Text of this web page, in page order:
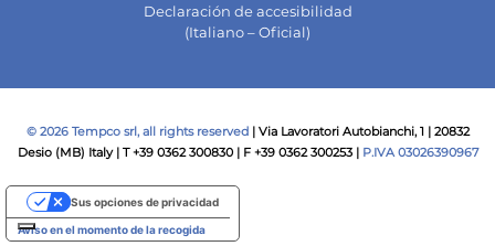
Declaración de accesibilidad
(Italiano – Oficial)
© 2026 Tempco srl, all rights reserved| Via Lavoratori Autobianchi, 1 | 20832
Desio (MB) Italy | T +39 0362 300830 | F +39 0362 300253 | P.IVA 03026390967
Aviso en el momento de la recogida
Sus opciones de privacidad